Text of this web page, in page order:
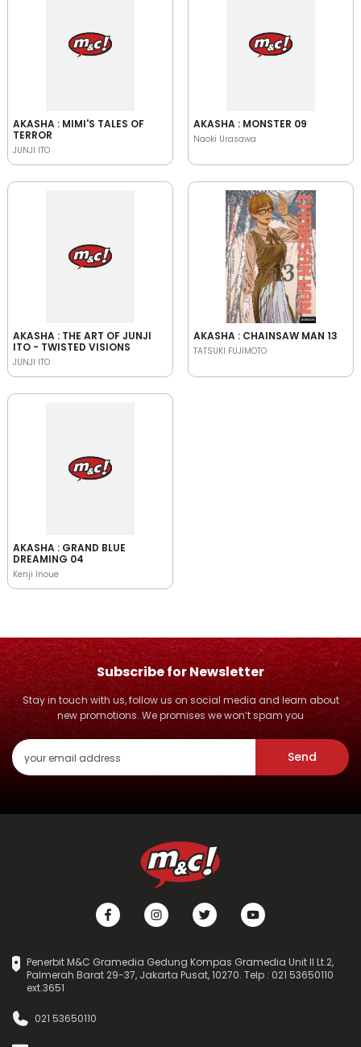
AKASHA : MIMI'S TALES OF
TERROR
JUNJI ITO
AKASHA : MONSTER 09
Naoki Urasawa
AKASHA : THE ART OF JUNJI
ITO - TWISTED VISIONS
JUNJI ITO
AKASHA : CHAINSAW MAN 13
TATSUKI FUJIMOTO
AKASHA : GRAND BLUE
DREAMING 04
Kenji Inoue
Subscribe for Newsletter
Stay in touch with us, follow us on social media and learn about
new promotions. We promises we won’t spam you
Send
Penerbit M&C Gramedia Gedung Kompas Gramedia Unit II Lt.2,
Palmerah Barat 29-37, Jakarta Pusat, 10270. Telp : 021 53650110
ext.3651
021 53650110